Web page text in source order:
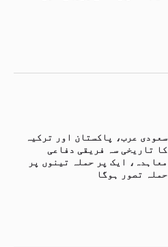
سعودی عرب، پاکستان اور ترکیہ
کا تاریخی سہ فریقی دفاعی
معاہدہ، ایک پر حملہ تینوں پر
حملہ تصور ہوگا